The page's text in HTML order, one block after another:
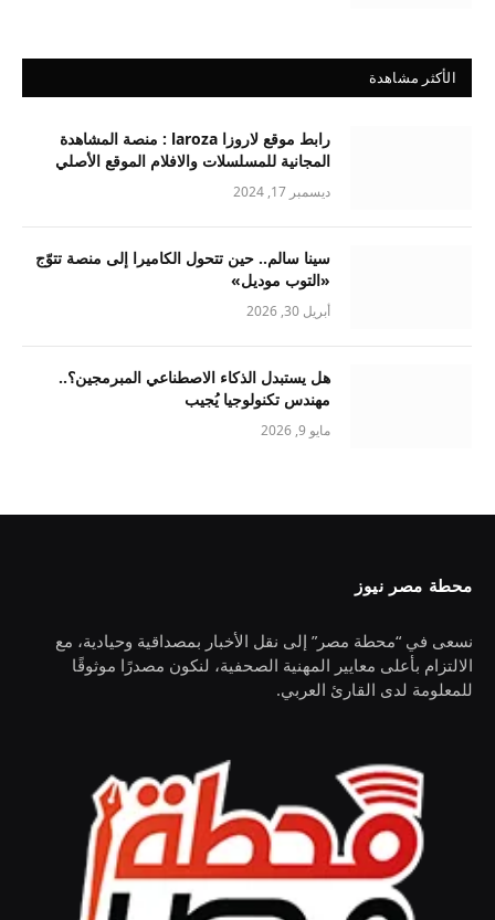
الأكثر مشاهدة
رابط موقع لاروزا laroza : منصة المشاهدة
المجانية للمسلسلات والافلام الموقع الأصلي
ديسمبر 17, 2024
سينا سالم.. حين تتحول الكاميرا إلى منصة تتوّج
«التوب موديل»
أبريل 30, 2026
هل يستبدل الذكاء الاصطناعي المبرمجين؟..
مهندس تكنولوجيا يُجيب
مايو 9, 2026
محطة مصر نيوز
نسعى في “محطة مصر” إلى نقل الأخبار بمصداقية وحيادية، مع
الالتزام بأعلى معايير المهنية الصحفية، لنكون مصدرًا موثوقًا
للمعلومة لدى القارئ العربي.